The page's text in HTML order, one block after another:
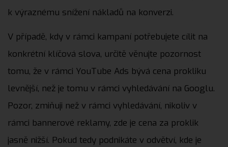
k výraznému snížení nákladů na konverzi.
V případě, kdy v rámci kampaní potřebujete cílit na
konkrétní klíčová slova, určitě věnujte pozornost
tomu, že v rámci YouTube Ads bývá cena prokliku
levnější, než je tomu v rámci vyhledávání na Googlu.
Pozor, zmiňuji než v rámci vyhledávání, nikoliv v
rámci bannerové reklamy, zde je cena za proklik
jasně nižší. Pokud tedy podnikáte v odvětví, kde je